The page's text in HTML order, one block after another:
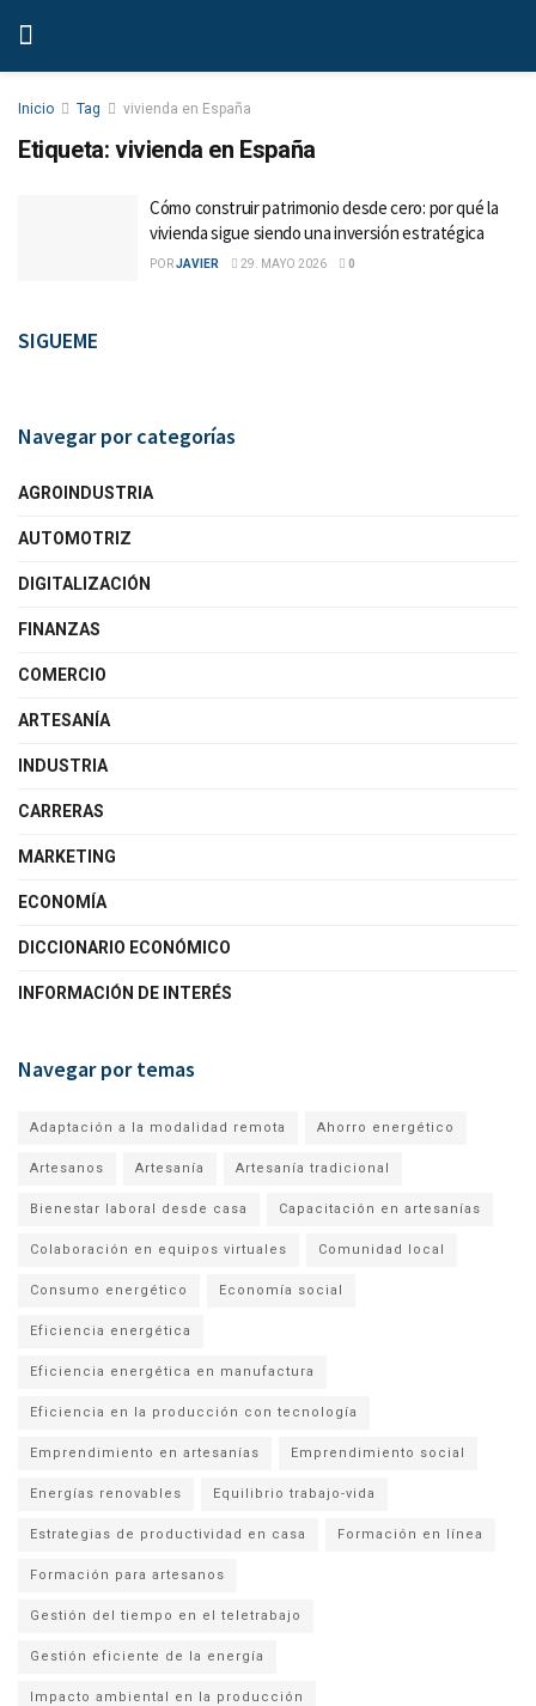
Inicio Tag vivienda en España
Etiqueta: vivienda en España
Cómo construir patrimonio desde cero: por qué la
vivienda sigue siendo una inversión estratégica
PORJAVIER 29. MAYO 2026 0
SIGUEME
Navegar por categorías
AGROINDUSTRIA
AUTOMOTRIZ
DIGITALIZACIÓN
FINANZAS
COMERCIO
ARTESANÍA
INDUSTRIA
CARRERAS
MARKETING
ECONOMÍA
DICCIONARIO ECONÓMICO
INFORMACIÓN DE INTERÉS
Navegar por temas
Adaptación a la modalidad remota Ahorro energético
Artesanos Artesanía Artesanía tradicional
Bienestar laboral desde casa Capacitación en artesanías
Colaboración en equipos virtuales Comunidad local
Consumo energético Economía social
Eficiencia energética
Eficiencia energética en manufactura
Eficiencia en la producción con tecnología
Emprendimiento en artesanías Emprendimiento social
Energías renovables Equilibrio trabajo-vida
Estrategias de productividad en casa Formación en línea
Formación para artesanos
Gestión del tiempo en el teletrabajo
Gestión eficiente de la energía
Impacto ambiental en la producción